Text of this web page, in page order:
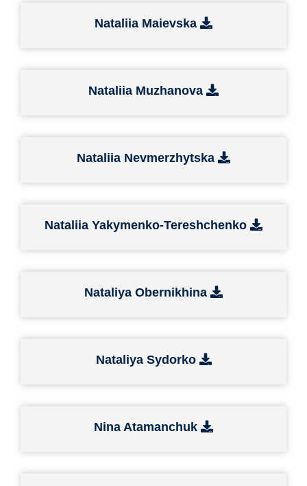
Nataliia Maievska
Nataliia Muzhanova
Nataliia Nevmerzhytska
Nataliia Yakymenko-Tereshchenko
Nataliya Obernikhina
Nataliya Sydorko
Nina Atamanchuk